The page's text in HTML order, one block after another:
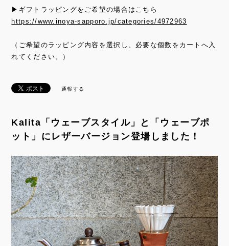
▶ギフトラッピングをご希望の場合はこちら
https://www.inoya-sapporo.jp/categories/4972963
（ご希望のラッピング内容を選択し、必要な個数をカートへ入
れてください。）
通報する
Kalita「ウェーブスタイル」と「ウェーブポ
ット」にレザーバージョン登場しました！